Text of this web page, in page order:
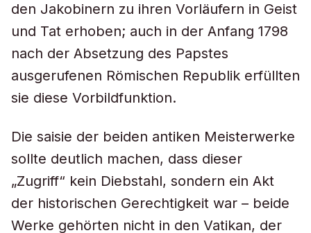
den Jakobinern zu ihren Vorläufern in Geist
und Tat erhoben; auch in der Anfang 1798
nach der Absetzung des Papstes
ausgerufenen Römischen Republik erfüllten
sie diese Vorbildfunktion.
Die saisie der beiden antiken Meisterwerke
sollte deutlich machen, dass dieser
„Zugriff“ kein Diebstahl, sondern ein Akt
der historischen Gerechtigkeit war – beide
Werke gehörten nicht in den Vatikan, der